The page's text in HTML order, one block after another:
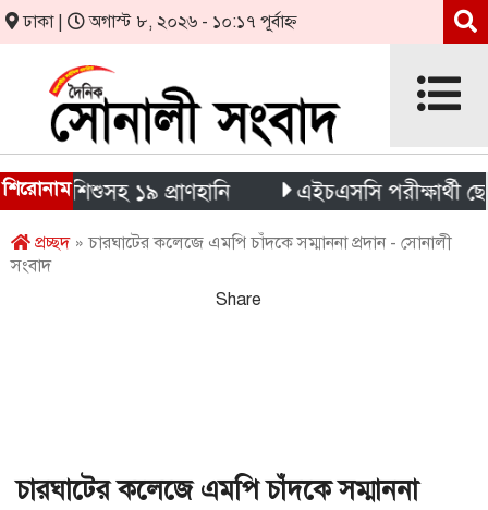
ঢাকা | অগাস্ট ৮, ২০২৬ - ১০:১৭ পূর্বাহ্ন
শিরোনাম১৯ প্রাণহানি এইচএসসি পরীক্ষার্থী ছেলেকে
প্রচ্ছদ» চারঘাটের কলেজে এমপি চাঁদকে সম্মাননা প্রদান - সোনালী
সংবাদ
Share
চারঘাটের কলেজে এমপি চাঁদকে সম্মাননা